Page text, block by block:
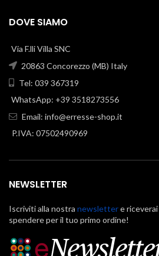
DOVE SIAMO
Via F.lli Villa SNC
20863 Concorezzo (MB) Italy
Tel: 039 367319
WhatsApp: +39 3518273556
Email: info@erresse-shop.it
P.IVA: 07502490969
NEWSLETTER
Iscriviti alla nostra newslettere
spendere per il tuo primo ordine!